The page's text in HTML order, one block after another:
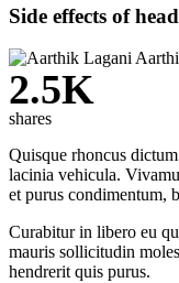
Side effects of
2.5K
shares
Quisque rhoncus
lacinia vehicula.
et purus condimentum,
Curabitur in libero eu
mauris sollicitudin
hendrerit quis purus.